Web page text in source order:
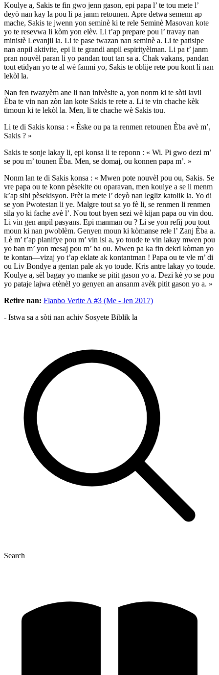
Koulye a, Sakis te fin gwo jenn gason, epi papa l’ te tou mete l’
deyò nan kay la pou li pa janm retounen. Apre detwa semenn ap
mache, Sakis te jwenn yon seminè ki te rele Seminè Masovan kote
yo te resevwa li kòm yon elèv. Li t’ap prepare pou l’ travay nan
ministè Levanjil la. Li te pase twazan nan seminè a. Li te patisipe
nan anpil aktivite, epi li te grandi anpil espirityèlman. Li pa t’ janm
pran nouvèl paran li yo pandan tout tan sa a. Chak vakans, pandan
tout etidyan yo te al wè fanmi yo, Sakis te oblije rete pou kont li nan
lekòl la.
Nan fen twazyèm ane li nan inivèsite a, yon nonm ki te sòti lavil
Èba te vin nan zòn lan kote Sakis te rete a. Li te vin chache kèk
timoun ki te lekòl la. Men, li te chache wè Sakis tou.
Li te di Sakis konsa : « Èske ou pa ta renmen retounen Èba avè m’,
Sakis ? »
Sakis te sonje lakay li, epi konsa li te reponn : « Wi. Pi gwo dezi m’
se pou m’ tounen Èba. Men, se domaj, ou konnen papa m’. »
Nonm lan te di Sakis konsa : « Mwen pote nouvèl pou ou, Sakis. Se
vre papa ou te konn pèsekite ou oparavan, men koulye a se li menm
k’ap sibi pèsekisyon. Prèt la mete l’ deyò nan legliz katolik la. Yo di
se yon Pwotestan li ye. Malgre tout sa yo fè li, se renmen li renmen
sila yo ki fache avè l’. Nou tout byen sezi wè kijan papa ou vin dou.
Li vin gen anpil pasyans. Epi manman ou ? Li se yon refij pou tout
moun ki nan pwoblèm. Genyen moun ki kòmanse rele l’ Zanj Èba a.
Lè m’ t’ap planifye pou m’ vin isi a, yo toude te vin lakay mwen pou
yo ban m’ yon mesaj pou m’ ba ou. Mwen pa ka fin dekri kòman yo
te kontan—vizaj yo t’ap eklate ak kontantman ! Papa ou te vle m’ di
ou Liv Bondye a gentan pale ak yo toude. Kris antre lakay yo toude.
Koulye a, sèl bagay yo manke se pitit gason yo a. Dezi kè yo se pou
yo pataje lajwa etènèl yo genyen an ansanm avèk pitit gason yo a. »
Retire nan: Flanbo Verite A #3 (Me - Jen 2017)
- Istwa sa a sòti nan achiv Sosyete Biblik la
Search